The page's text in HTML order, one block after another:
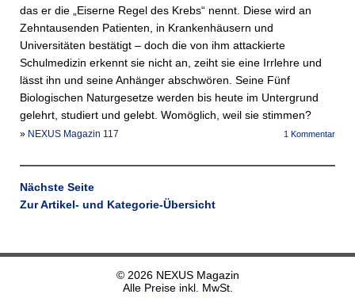
das er die „Eiserne Regel des Krebs“ nennt. Diese wird an
Zehntausenden Patienten, in Krankenhäusern und
Universitäten bestätigt – doch die von ihm attackierte
Schulmedizin erkennt sie nicht an, zeiht sie eine Irrlehre und
lässt ihn und seine Anhänger abschwören. Seine Fünf
Biologischen Naturgesetze werden bis heute im Untergrund
gelehrt, studiert und gelebt. Womöglich, weil sie stimmen?
1 Kommentar
» NEXUS Magazin 117
Nächste Seite
Zur Artikel- und Kategorie-Übersicht
© 2026 NEXUS Magazin
Alle Preise inkl. MwSt.